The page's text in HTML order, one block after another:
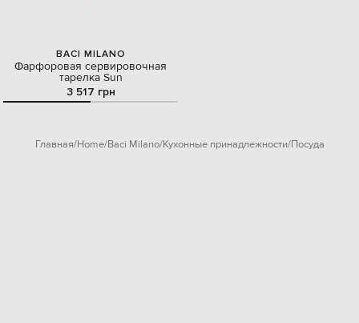
BACI MILANO
Фарфоровая сервировочная
тарелка Sun
3 517 грн
Главная Home Baci Milano Кухонные принадлежности Посуда